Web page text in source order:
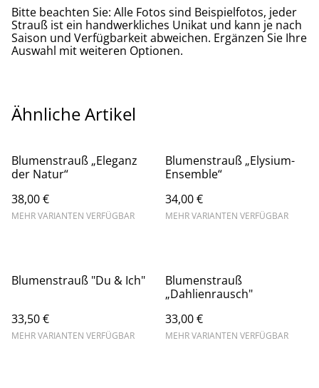
Bitte beachten Sie: Alle Fotos sind Beispielfotos, jeder
Strauß ist ein handwerkliches Unikat und kann je nach
Saison und Verfügbarkeit abweichen. Ergänzen Sie Ihre
Auswahl mit weiteren Optionen.
Ähnliche Artikel
Blumenstrauß „Eleganz
der Natur“
38,00 €
MEHR VARIANTEN VERFÜGBAR
Blumenstrauß „Elysium-
Ensemble“
34,00 €
MEHR VARIANTEN VERFÜGBAR
Blumenstrauß "Du & Ich"
33,50 €
MEHR VARIANTEN VERFÜGBAR
Blumenstrauß
„Dahlienrausch"
33,00 €
MEHR VARIANTEN VERFÜGBAR